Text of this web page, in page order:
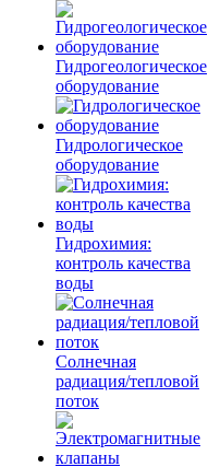
Гидрогеологическое
оборудование
Гидрологическое
оборудование
Гидрохимия:
контроль качества
воды
Солнечная
радиация/тепловой
поток